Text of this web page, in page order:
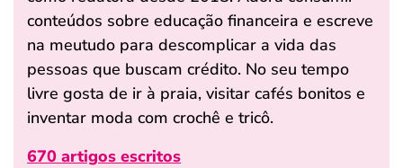
conteúdos sobre educação financeira e escreve
na meutudo para descomplicar a vida das
pessoas que buscam crédito. No seu tempo
livre gosta de ir à praia, visitar cafés bonitos e
inventar moda com crochê e tricô.
670 artigos escritos